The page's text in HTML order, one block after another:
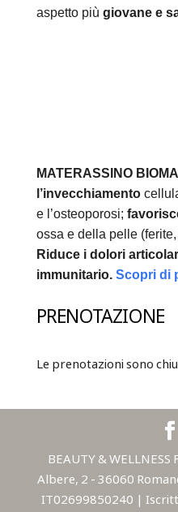
aspetto più giovane e
MATERASSINO
l’invecchiamento
e l’osteoporosi;
ossa e della pelle
Riduce i dolori
immunitario. Scopri di
PRENOTAZIONE
Le prenotazioni sono
BEAUTY & WELLNESS
Albere, 2 - 36060
IT02699850240 |